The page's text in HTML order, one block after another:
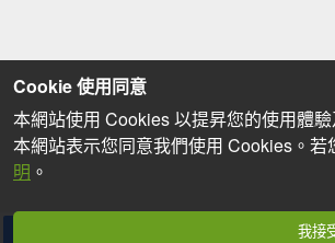
分
Cookie 使用同意
本網站使用 Cookies 以提昇您的使用體
本網站表示您同意我們使用 Cookies。
明 。
我接